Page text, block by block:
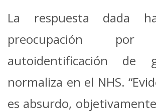
La respuesta dada
preocupación
autoidentificación de
normaliza en el NHS.
es absurdo,